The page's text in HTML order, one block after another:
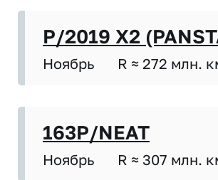
P/2019 X2
Ноябрь R ≈ 272 млн.
163P/NEAT
Ноябрь R ≈ 307 млн.